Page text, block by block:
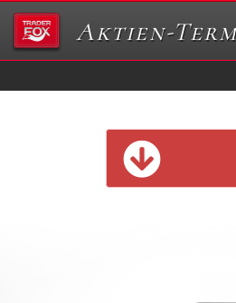
Aktien-